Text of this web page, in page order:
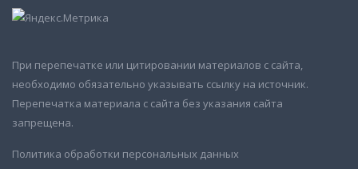
При перепечатке или цитировании материалов с сайта,
необходимо обязательно указывать ссылку на источник.
Перепечатка материала с сайта без указания сайта
запрещена.
Политика обработки персональных данных